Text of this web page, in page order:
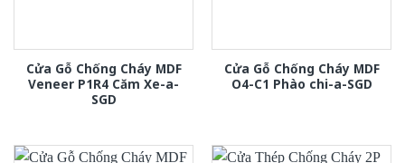
Cửa Gỗ Chống Cháy MDF
Veneer P1R4 Căm Xe-a-
SGD
Cửa Gỗ Chống Cháy MDF
O4-C1 Phào chi-a-SGD